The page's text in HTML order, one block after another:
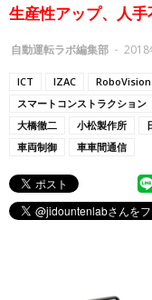
生産性アップ、人手
自動運転ラボ編集部 - 2018
ICT IZAC
スマートコンストラクション
大橋徹二
小松製作所
車両制御
車車間通信